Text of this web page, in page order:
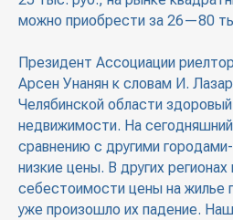
можно приобрести за 26—80
Президент Ассоциации
Арсен Унанян к словам И.
Челябинской области
недвижимости. На
сравнению с другими
низкие цены. В других
себестоимости цены на жилье
уже произошло их падение.